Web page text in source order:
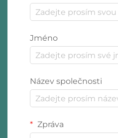
Jméno
Název společnosti
Zpráva